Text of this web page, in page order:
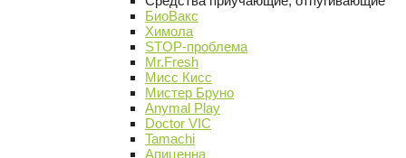
БиоВакс
Химола
STOP-проблема
Mr.Fresh
Мисс Кисс
Мистер Бруно
Anymal Play
Doctor VIC
Tamachi
Апиценна